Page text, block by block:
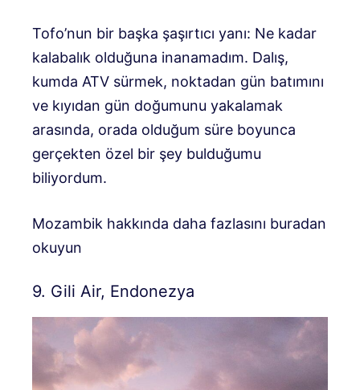
Tofo’nun bir başka şaşırtıcı yanı: Ne kadar
kalabalık olduğuna inanamadım. Dalış,
kumda ATV sürmek, noktadan gün batımını
ve kıyıdan gün doğumunu yakalamak
arasında, orada olduğum süre boyunca
gerçekten özel bir şey bulduğumu
biliyordum.
Mozambik hakkında daha fazlasını buradan
okuyun
9. Gili Air, Endonezya